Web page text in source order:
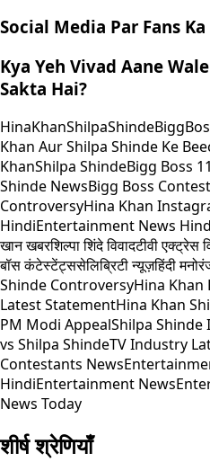
Social Media Par Fans
Kya Yeh Vivad Aane
Sakta Hai?
HinaKhanShilpaShinde
Khan Aur Shilpa Shinde Ke
KhanShilpa ShindeBigg Boss 11
Shinde NewsBigg Boss
ControversyHina Khan
HindiEntertainment News
खान खबरशिल्पा शिंदे विवादटीवी एक्ट्रेस
बॉस कंटेस्टेंट्ससेलिब्रिटी न्यूज़हिंदी
Shinde ControversyHina Khan
Latest StatementHina Khan
PM Modi AppealShilpa
vs Shilpa ShindeTV Industry
Contestants News
HindiEntertainment News
News Today
शीर्ष श्रेणियाँ